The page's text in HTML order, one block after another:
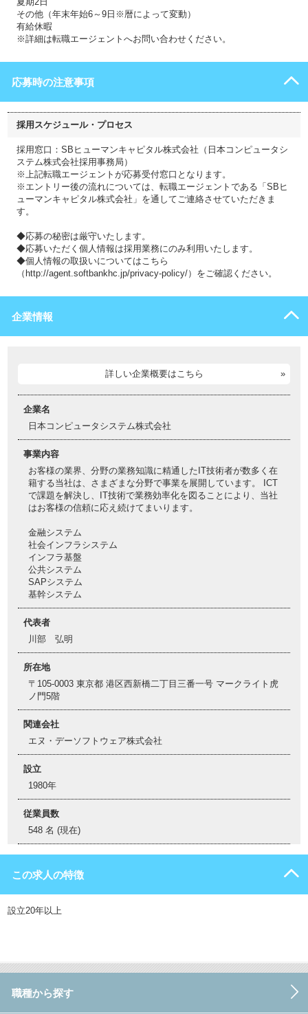
その他（年末年始6～9日※暦によって変動）
有給休暇
※詳細は転職エージェントへお問い合わせください。
応募時の注意事項
採用スケジュール・プロセス
採用窓口：SBヒューマンキャピタル株式会社（日本コンピュータシ
ステム株式会社採用事務局）
※上記転職エージェントが応募受付窓口となります。
※エントリー後の流れについては、転職エージェントである「SBヒ
ューマンキャピタル株式会社」を通してご連絡させていただきま
す。
◆応募の秘密は厳守いたします。
◆応募いただく個人情報は採用業務にのみ利用いたします。
◆個人情報の取扱いについてはこちら
（http://agent.softbankhc.jp/privacy-policy/）をご確認ください。
企業情報
詳しい企業概要はこちら
企業名
日本コンピュータシステム株式会社
事業内容
お客様の業界、分野の業務知識に精通したIT技術者が数多く在
籍する当社は、さまざまな分野で事業を展開しています。 ICT
で課題を解決し、IT技術で業務効率化を図ることにより、当社
はお客様の信頼に応え続けてまいります。
金融システム
社会インフラシステム
インフラ基盤
公共システム
SAPシステム
基幹システム
代表者
川部 弘明
所在地
〒105-0003 東京都 港区西新橋二丁目三番一号 マークライト虎
ノ門5階
関連会社
エヌ・デーソフトウェア株式会社
設立
1980年
従業員数
548 名 (現在)
この求人の特徴
設立20年以上
職種から探す